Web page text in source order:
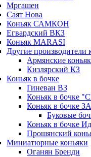
Мргашен
Саят Нова
Коньяк САМКОН
Егвардский ВКЗ
Коньяк MARASI
Другие производители
Армянские
Кизлярский КЗ
Коньяк в бочке
Гиневан ВЗ
Коньяк в бочке
Коньяк в бочке
Буковые
Коньяк в бочке
Прошянский
Миниатюрные коньяки
Оганян Бренди